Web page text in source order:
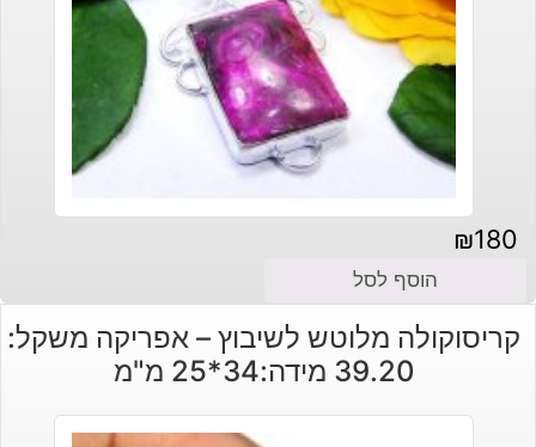
₪180
הוסף לסל
קריסוקולה מלוטש לשיבוץ – אפריקה משקל:
39.20 מידה:34*25 מ"מ